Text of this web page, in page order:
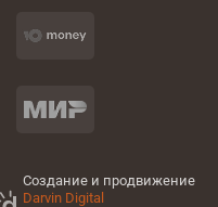
Создание и продвижение
Darvin Digital